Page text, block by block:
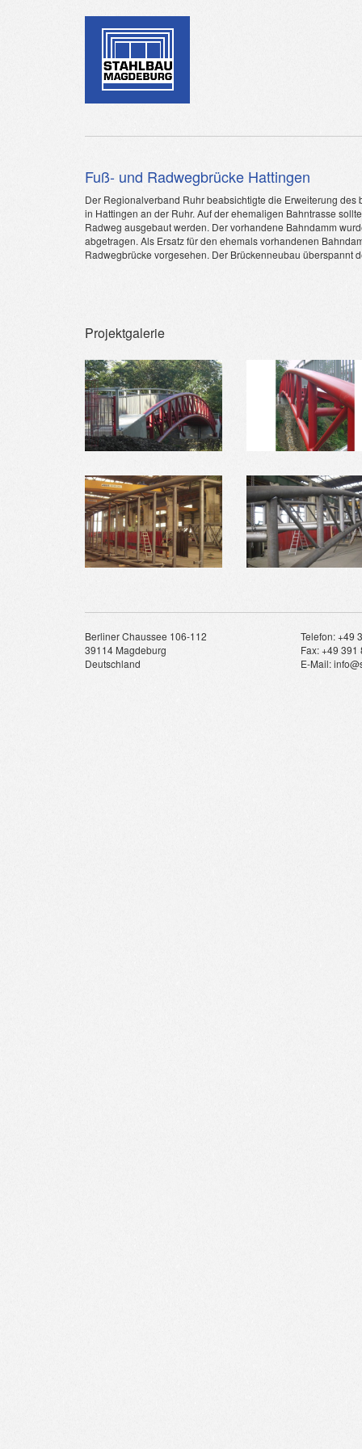
Fuß- und Radwegbrücke Hattingen
Der Regionalverband Ruhr beabsichtigte die Erweiterung des
in Hattingen an der Ruhr. Auf der ehemaligen Bahntrasse
Radweg ausgebaut werden. Der vorhandene Bahndamm
abgetragen. Als Ersatz für den ehemals vorhandenen
Radwegbrücke vorgesehen. Der Brückenneubau überspannt
Projektgalerie
Berliner Chaussee 106-112
39114 Magdeburg
Deutschland
Telefon: +49
Fax: +49 391
E-Mail: